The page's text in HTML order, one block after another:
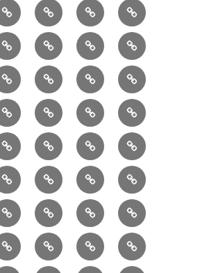
作
ぎ
れ
Ｍ
Ｂ
教
室
業
8/10：
リ
フ
ォ
ー
ム
9/10：
コ
ー
デ
creema
で
販
売
中
の
ハ
ン
ド
メ
イ
ド
バ
ッ
グ
①
入
園
バ
ッ
グ
セ
ッ
ト
④
巾
着
袋
（小）
⑤
巾
着
シ
ョ
ル
ダ
ー
⑥
小
動
物
用
小
物
⑦
リ
ュ
ッ
ク
⑩
マ
チ
無
し
シ
ョ
ル
ダ
ー
（定
⑪
マ
ス
ク
⑫
ポ
ー
チ
⑬
ボ
デ
ィ
ー
バ
ッ
グ
⑯
ヘ
ル
メ
ッ
ト
バ
ッ
グ
⑰
ピ
ン
タ
ッ
ク
バ
ッ
グ
⑱
ビ
ジ
ネ
ス
バ
ッ
グ
⑲
バ
ニ
テ
ィ
ー
お
問
合
せ
及
び
ご
相
デ
ジ
タ
ル
コ
ン
テ
ン
デ
ジ
タ
ル
コ
ン
テ
ン
ブ
ロ
グ
ル
ー
ル
レ
ン
タ
ル
ジ
ュ
レ
ン
タ
ル
ジ
ュ
㉑
イ
ン
テ
リ
ア
㉔
ナ
ッ
プ
㉕
ド
ー
ム
㉖
ド
イ
リ
㉗
オ
ー
ル
㉚
ク
㉛
ト
㉜
洋
事
業